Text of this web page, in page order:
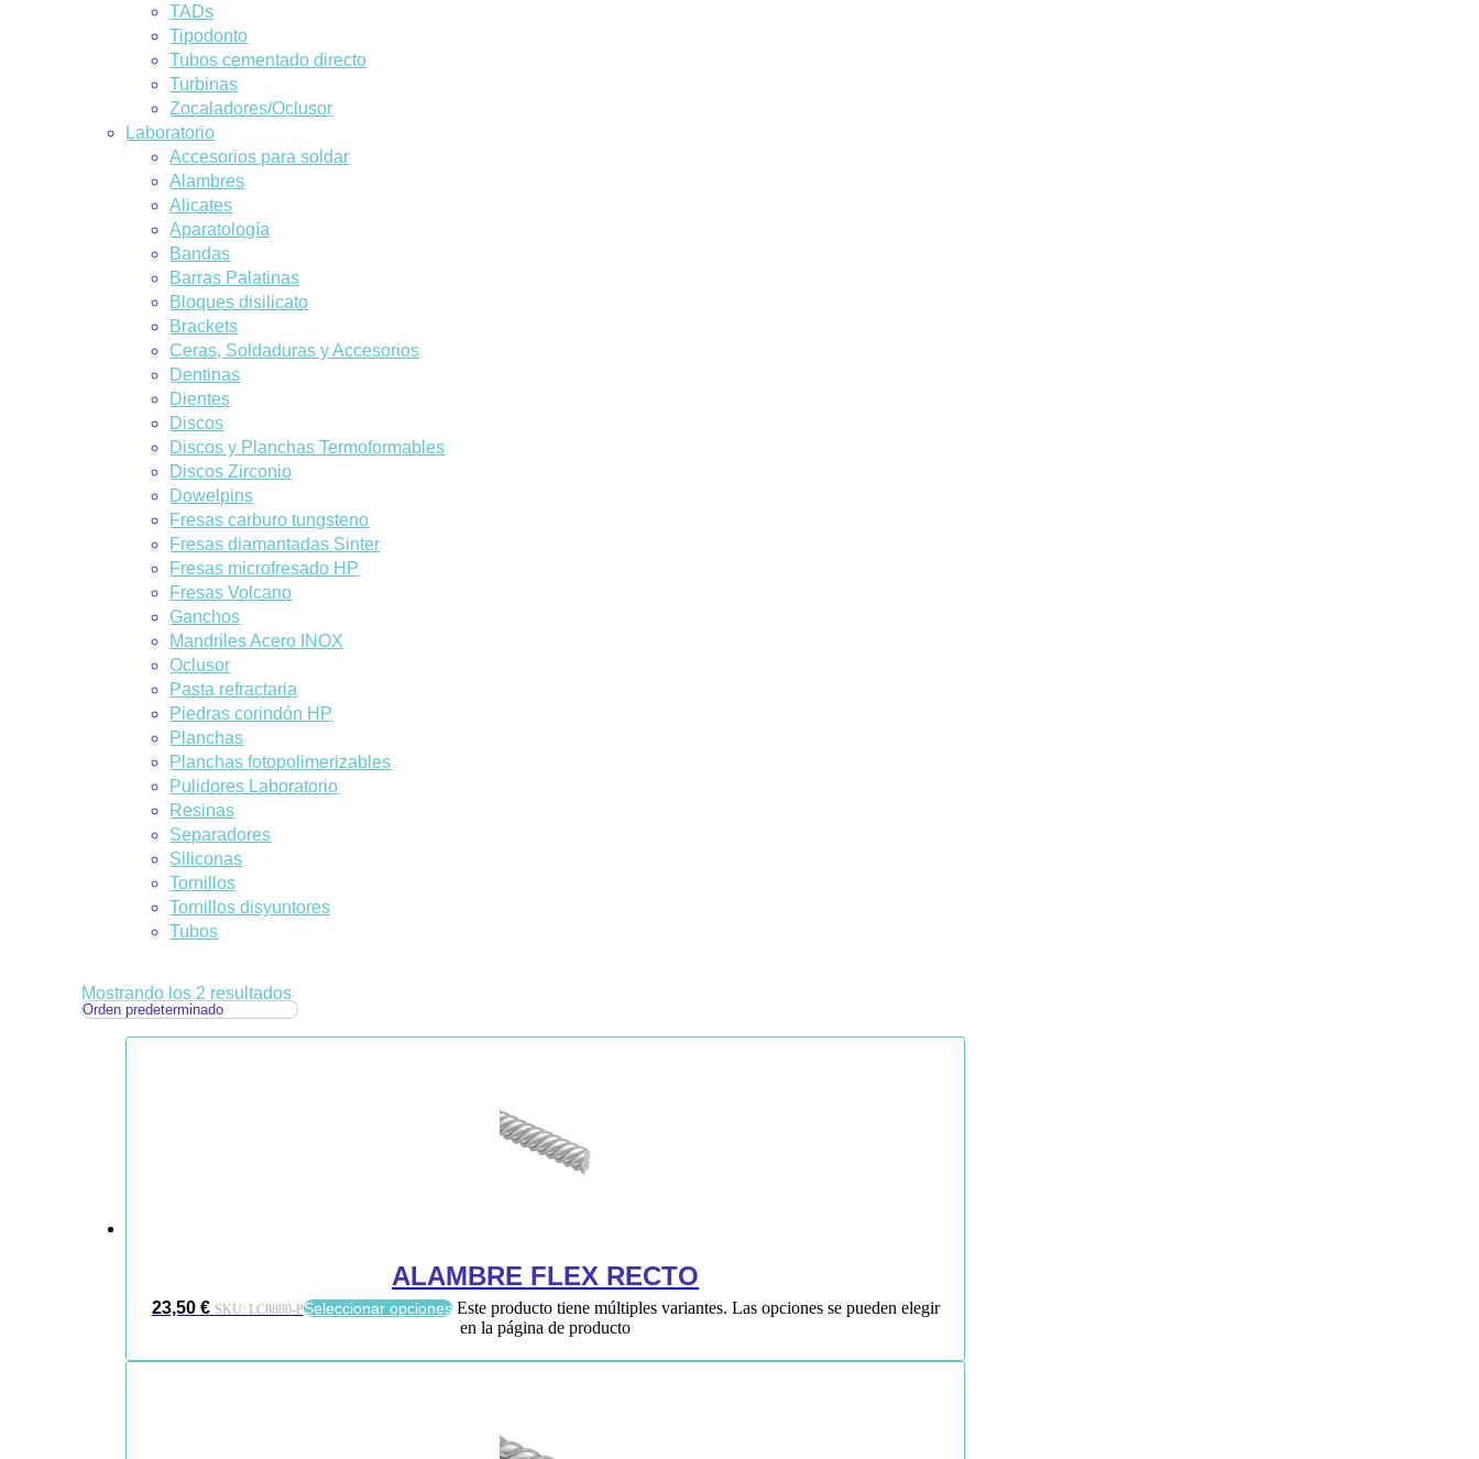
TADs
Tipodonto
Tubos cementado directo
Turbinas
Zocaladores/Oclusor
Laboratorio
Accesorios para soldar
Alambres
Alicates
Aparatología
Bandas
Barras Palatinas
Bloques disilicato
Brackets
Ceras, Soldaduras y Accesorios
Dentinas
Dientes
Discos
Discos y Planchas Termoformables
Discos Zirconio
Dowelpins
Fresas carburo tungsteno
Fresas diamantadas Sinter
Fresas microfresado HP
Fresas Volcano
Ganchos
Mandriles Acero INOX
Oclusor
Pasta refractaria
Piedras corindón HP
Planchas
Planchas fotopolimerizables
Pulidores Laboratorio
Resinas
Separadores
Siliconas
Tornillos
Tornillos disyuntores
Tubos
Mostrando los 2 resultados
ALAMBRE FLEX RECTO
23,50 € SKU: LC8880-PSeleccionar opciones Este producto tiene múltiples variantes. Las opciones se pueden elegir
en la página de producto